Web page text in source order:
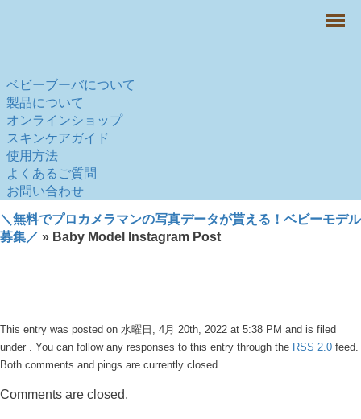
ベビーブーバについて
製品について
オンラインショップ
スキンケアガイド
使用方法
よくあるご質問
お問い合わせ
Menu
＼無料でプロカメラマンの写真データが貰える！ベビーモデル
募集／ » Baby Model Instagram Post
This entry was posted on 水曜日, 4月 20th, 2022 at 5:38 PM and is filed
under . You can follow any responses to this entry through the RSS 2.0 feed.
Both comments and pings are currently closed.
Comments are closed.